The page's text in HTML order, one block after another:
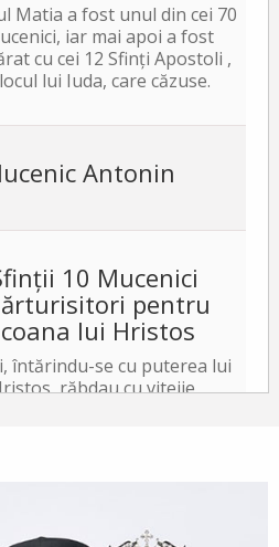
Matia a fost unul din cei 70
iar mai apoi a fost
cu cei 12 Sfinți Apostoli ,
lui Iuda, care căzuse.
Antonin
10 Mucenici
pentru
lui Hristos
întărindu-se cu puterea lui
răbdau cu vitejie,
a 10-a după